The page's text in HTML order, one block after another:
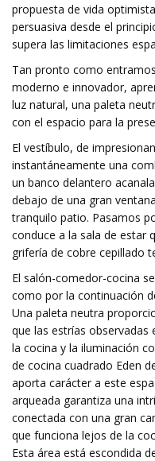
propuesta de vida
persuasiva desde el
supera las limitaciones
Tan pronto como
moderno e innovador,
luz natural, una paleta
con el espacio para la
El vestíbulo, de
instantáneamente una
un banco delantero
debajo de una gran
tranquilo patio. Pasamos
conduce a la sala de estar
grifería de cobre cepillado
El salón-comedor-cocina
como por la continuación
Una paleta neutra
que las estrías observadas
la cocina y la iluminación
de cocina cuadrado Eden
aporta carácter a este
arqueada garantiza una
conectada con una gran
que funciona lejos de la
Esta área está escondida